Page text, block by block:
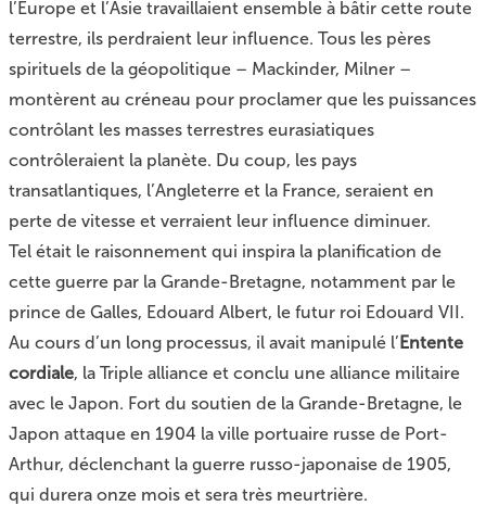
l’Europe et l’Asie travaillaient ensemble à bâtir cette route
terrestre, ils perdraient leur influence. Tous les pères
spirituels de la géopolitique – Mackinder, Milner –
montèrent au créneau pour proclamer que les puissances
contrôlant les masses terrestres eurasiatiques
contrôleraient la planète. Du coup, les pays
transatlantiques, l’Angleterre et la France, seraient en
perte de vitesse et verraient leur influence diminuer.
Tel était le raisonnement qui inspira la planification de
cette guerre par la Grande-Bretagne, notamment par le
prince de Galles, Edouard Albert, le futur roi Edouard VII.
Au cours d’un long processus, il avait manipulé l’Entente
cordiale, la Triple alliance et conclu une alliance militaire
avec le Japon. Fort du soutien de la Grande-Bretagne, le
Japon attaque en 1904 la ville portuaire russe de Port-
Arthur, déclenchant la guerre russo-japonaise de 1905,
qui durera onze mois et sera très meurtrière.